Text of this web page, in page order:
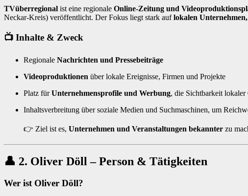
TVüberregional ist eine regionale Online-Zeitung und
Neckar-Kreis) veröffentlicht. Der Fokus liegt stark auflokalen
📺 Inhalte & Zweck
Regionale Nachrichten und Pressebeiträge
Videoproduktionen über lokale Ereignisse, Firmen und Projekte
Platz fürUnternehmensprofile und Werbung, die Sichtbarkeit lokaler
Inhaltsverbreitung über soziale Medien und Suchmaschinen, um
👉 Ziel ist es, Unternehmen und Veranstaltungen bekannter zu
👤 2. Oliver Döll – Person & Tätigkeiten
Wer ist Oliver Döll?